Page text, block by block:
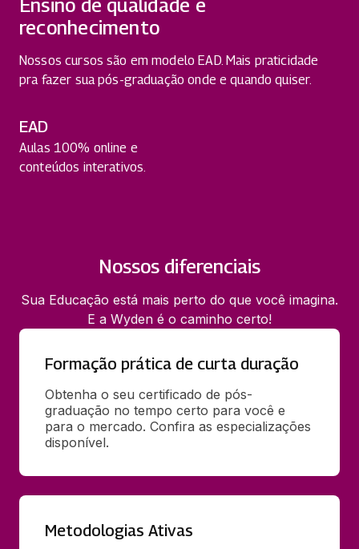
reconhecimento
Nossos cursos são em modelo EAD. Mais praticidade
pra fazer sua pós-graduação onde e quando quiser.
EAD
Aulas 100% online e
conteúdos interativos.
Nossos diferenciais
Sua Educação está mais perto do que você imagina.
E a Wyden é o caminho certo!
Formação prática de curta duração
Obtenha o seu certificado de pós-
graduação no tempo certo para você e
para o mercado. Confira as especializações
disponível.
Metodologias Ativas